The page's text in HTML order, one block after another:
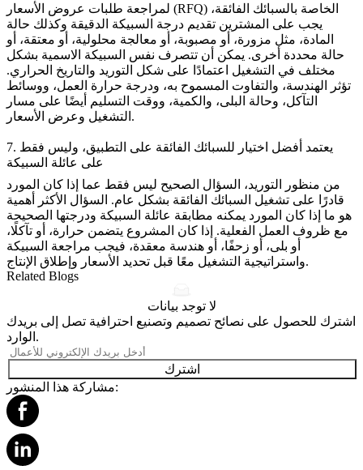
لمراجعة طلبات عروض الأسعار (RFQ) الخاصة بالسبائك الفائقة،
يجب على المشترين تقديم درجة السبيكة الدقيقة وكذلك حالة
المادة، مثل مزورة، أو مصبوبة، أو معالجة محلولية، أو معتقة، أو
حالة محددة أخرى. يمكن أن تتصرف نفس السبيكة الاسمية بشكل
مختلف في التشغيل اعتمادًا على شكل التوريد والتاريخ الحراري.
تؤثر الهندسة، والتفاوت المسموح به، ودرجة حرارة العمل، ووسائط
التآكل، وحالة البلى، والكمية، ووقت التسليم أيضًا على مسار
التشغيل وعرض الأسعار.
7. يعتمد أفضل اختيار للسبائك الفائقة على التطبيق، وليس فقط
على عائلة السبيكة
من منظور التوريد، السؤال الصحيح ليس فقط عما إذا كان المورد
قادرًا على تشغيل السبائك الفائقة بشكل عام. السؤال الأكثر أهمية
هو ما إذا كان المورد يمكنه مطابقة عائلة السبيكة ودرجتها الصحيحة
مع ظروف العمل الفعلية. إذا كان المشروع يتضمن حرارة، أو تآكلًا،
أو بلى، أو زحفًا، أو هندسة معقدة، فيجب مراجعة السبيكة
واستراتيجية التشغيل معًا قبل تحديد الأسعار وإطلاق الإنتاج.
Related Blogs
لا توجد بيانات
اشترك للحصول على نصائح تصميم وتصنيع احترافية تصل إلى بريدك
الوارد.
اشترك
مشاركة هذا المنشور: